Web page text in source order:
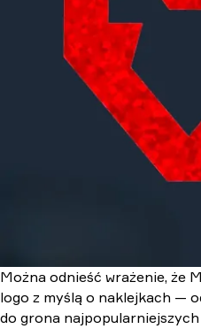
Można odnieść wrażenie, że
logo z myślą o naklejkach —
do grona